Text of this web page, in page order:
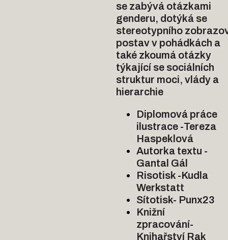
se zabývá otázkami
genderu, dotýká se
stereotypního
postav v pohádkách a
také zkoumá otázky
týkající se sociálních
struktur moci, vlády a
hierarchie
Diplomová práce
ilustrace -Tereza
Haspeklová
Autorka textu -
Gantal Gál
Risotisk -Kudla
Werkstatt
Sítotisk- Punx23
Knižní
zpracování-
Knihařství Rak